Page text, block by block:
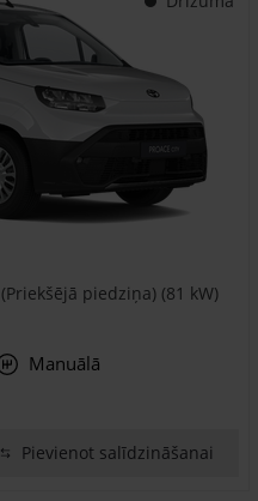
piedziņa) (81 kW)
Manuālā
Pievienot salīdzināšanai